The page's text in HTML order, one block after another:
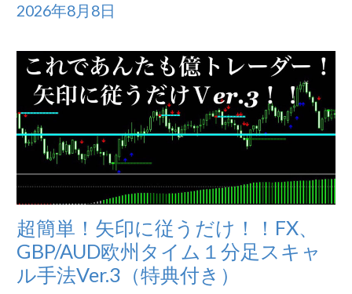
2026年8月8日
超簡単！矢印に従うだけ！！FX、
GBP/AUD欧州タイム１分足スキャ
ル手法Ver.3（特典付き）